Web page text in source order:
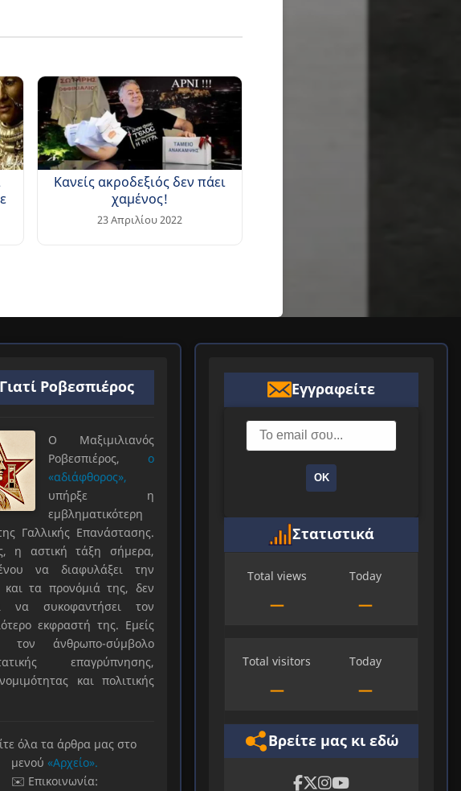
Κανείς ακροδεξιός δεν πάει
χαμένος!
23 Απριλίου 2022
Γιατί Ροβεσπιέρος
Ο Μαξιμιλιανός
Ροβεσπιέρος, ο
«αδιάφθορος»,
υπήρξε η
εμβληματικότερη
Γαλλικής Επανάστασης.
η αστική τάξη σήμερα,
να διαφυλάξει την
και τα προνόμιά της, δεν
να συκοφαντήσει τον
εκφραστή της. Εμείς
τον άνθρωπο-σύμβολο
επαγρύπνησης,
και πολιτικής
όλα τα άρθρα μας στο
μενού «Αρχείο».
✉️ Επικοινωνία:
Εγγραφείτε
ΟΚ
Στατιστικά
Total views
—
Today
—
Total visitors
—
Today
—
Βρείτε μας κι εδώ